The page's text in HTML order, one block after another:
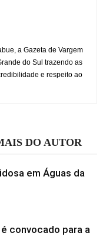
a Gazeta de Vargem
do Sul trazendo as
e respeito ao
DO AUTOR
em Águas da
convocado para a